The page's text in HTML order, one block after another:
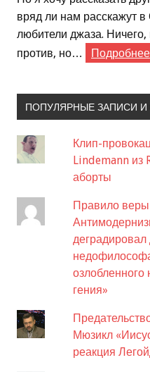
вряд ли нам расскажут
любители джаза.
против, но…
Подробнее
ПОПУЛЯРНЫЕ ЗАПИСИ
Клип-
Lindemann из
аборты
Правило
деградировал
озлобленного
гения»
Мюзикл
реакция